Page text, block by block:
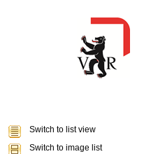
Switch to list view
Switch to image list